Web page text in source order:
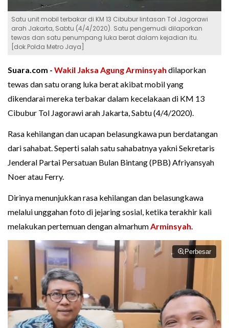
Satu unit mobil terbakar di KM 13 Cibubur lintasan Tol Jagorawi
arah Jakarta, Sabtu (4/4/2020). Satu pengemudi dilaporkan
tewas dan satu penumpang luka berat dalam kejadian itu.
[dok.Polda Metro Jaya]
Suara.com - Wakil Jaksa Agung Arminsyah dilaporkan
tewas dan satu orang luka berat akibat mobil yang
dikendarai mereka terbakar dalam kecelakaan di KM 13
Cibubur Tol Jagorawi arah Jakarta, Sabtu (4/4/2020).
Rasa kehilangan dan ucapan belasungkawa pun berdatangan
dari sahabat. Seperti salah satu sahabatnya yakni Sekretaris
Jenderal Partai Persatuan Bulan Bintang (PBB) Afriyansyah
Noer atau Ferry.
Dirinya menunjukkan rasa kehilangan dan belasungkawa
melalui unggahan foto di jejaring sosial, ketika terakhir kali
melakukan pertemuan dengan almarhumArminsyah.
Perbesar